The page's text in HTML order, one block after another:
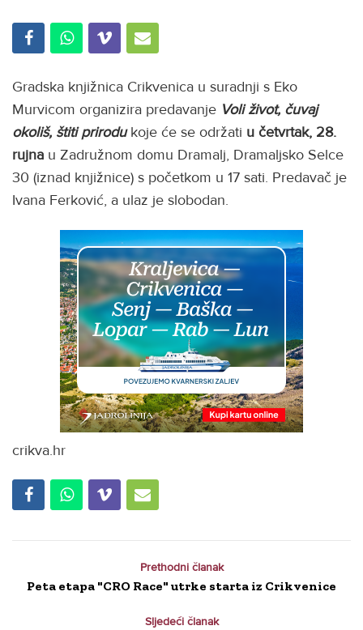
Gradska knjižnica Crikvenica u suradnji s Eko
Murvicom organizira predavanje Voli život, čuvaj
okoliš, štiti prirodukoje će se održati u četvrtak, 28.
rujna u Zadružnom domu Dramalj, Dramaljsko Selce
30 (iznad knjižnice) s početkom u 17 sati. Predavač je
Ivana Ferković, a ulaz je slobodan.
crikva.hr
Prethodni članak
Peta etapa "CRO Race" utrke starta iz Crikvenice
Sljedeći članak